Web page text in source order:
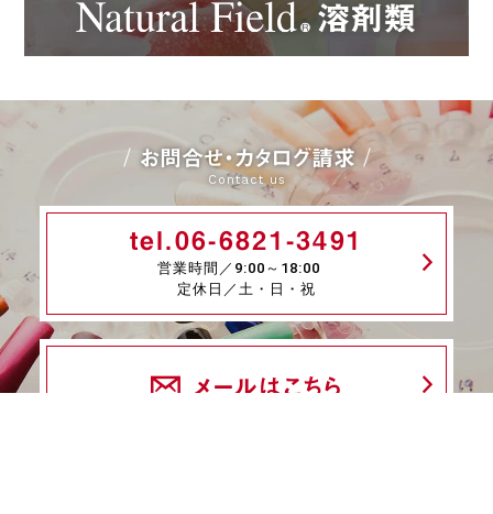
お問合せ・カタログ請求
Contact us
tel.06-6821-3491
営業時間／9:00～18:00
定休日／土・日・祝
メールはこちら